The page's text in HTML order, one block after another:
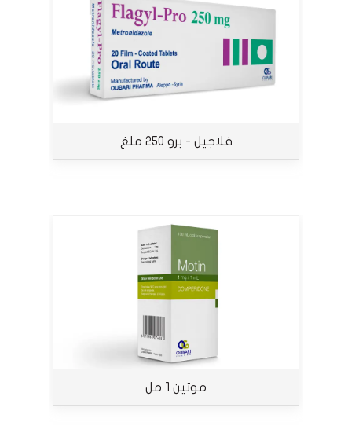
فلاجيل - برو 250 ملغ
موتين 1 مل